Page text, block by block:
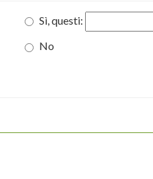
Sì, questi:
No